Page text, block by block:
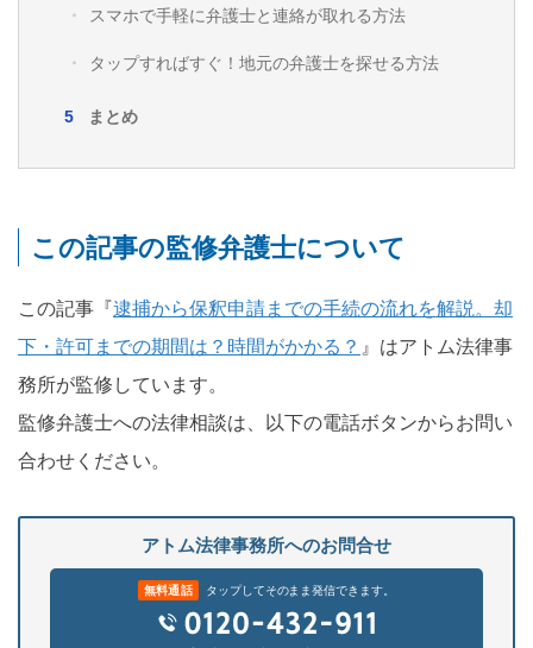
スマホで手軽に弁護士と連絡が取れる方法
タップすればすぐ！地元の弁護士を探せる方法
まとめ
この記事の監修弁護士について
この記事『逮捕から保釈申請までの手続の流れを解説。却
下・許可までの期間は？時間がかかる？ 』はアトム法律事
務所が監修しています。
監修弁護士への法律相談は、以下の電話ボタンからお問い
合わせください。
アトム法律事務所へのお問合せ
無料通話 タップしてそのまま発信できます。